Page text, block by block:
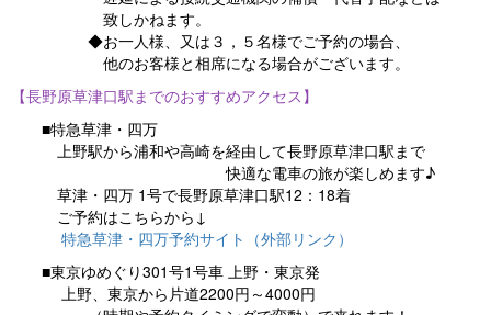
致しかねます。
◆お一人様、又は３，５名様でご予約の場合、
他のお客様と相席になる場合がございます。
【長野原草津口駅までのおすすめアクセス】
■特急草津・四万
上野駅から浦和や高崎を経由して長野原草津口駅まで
快適な電車の旅が楽しめます♪
草津・四万 1号で長野原草津口駅12：18着
ご予約はこちらから↓
特急草津・四万予約サイト（外部リンク）
■東京ゆめぐり301号1号車 上野・東京発
上野、東京から片道2200円～4000円